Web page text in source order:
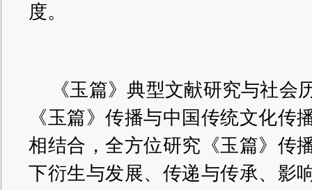
度。
《玉篇》典型文献研究与社会
《玉篇》传播与中国传统文化传
相结合，全方位研究《玉篇》传
下衍生与发展、传递与传承、影